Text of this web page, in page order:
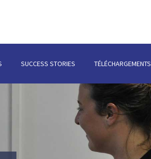
SUCCESS STORIES TÉLÉCHARGEMENTS